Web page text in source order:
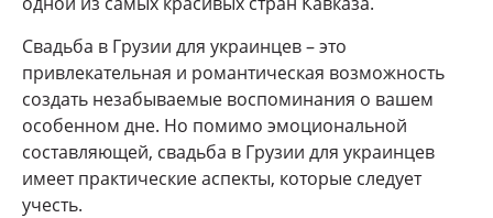
Свадьба в Грузии для украинцев – это
привлекательная и романтическая возможность
создать незабываемые воспоминания о вашем
особенном дне. Но помимо эмоциональной
составляющей, свадьба в Грузии для украинцев
имеет практические аспекты, которые следует
учесть.